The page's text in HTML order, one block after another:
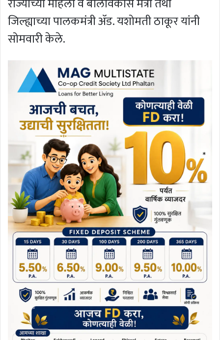
जिल्ह्याच्या पालकमंत्री ॲड. यशोमती ठाकूर यांनी
सोमवारी केले.